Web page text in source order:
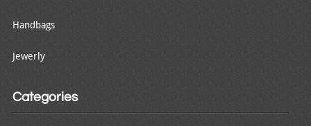
Handbags
Jewerly
Categories